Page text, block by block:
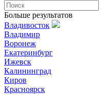
Больше результатов
Владивосток
Владимир
Воронеж
Екатеринбург
Ижевск
Калининград
Киров
Красноярск